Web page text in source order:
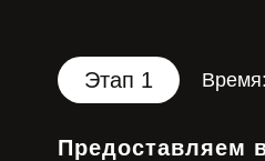
Этап 1 Время:
Предоставляем